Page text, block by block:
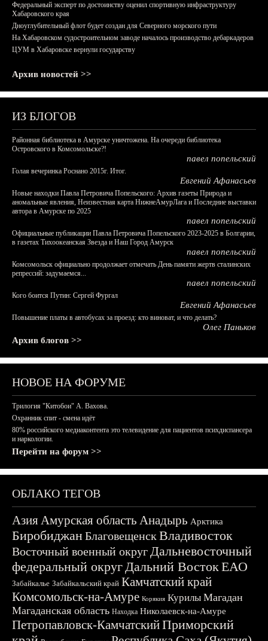
Федеральный эксперт по достоинству оценил спортивную инфраструктуру
Хабаровского края
Дноуглубительный флот будет создан для Северного морского пути
На Хабаровском судостроительном заводе началось производство дебаркадеров
ЦУМ в Хабаровске вернули государству
Архив новостей >>
ИЗ БЛОГОВ
Районная библиотека в Амурске уничтожена. На очереди библиотека
Островского в Комсомольске?!
павел попельский
Голая вечеринка Роснано 2015г. Итог.
Евгений Афанасьев
Новые находки Павла Петровича Попельского: Архив газеты Природа и
аномальные явления, Неизвестная карта НижнеАмурЛага и Последние выставки
автора в Амурске по 2025
павел попельский
Официальные публикации Павла Петровича Попельского 2023-2025 в Болгарии,
в газетах Тихоокеанская Звезда и Наш Город Амурск
павел попельский
Комсомольск официально продолжает отмечать День памяти жертв сталинских
репрессий: задумаемся...
павел попельский
Кого боится Путин: Сергей Фургал
Евгений Афанасьев
Повышение платы в автобусах за проезд: кто виноват, и что делать?
Олег Паньков
Архив блогов >>
НОВОЕ НА ФОРУМЕ
Трилогия "Китобои" А. Вахова.
Охранник спит - смена идёт
80% российского медиаконтента это телевидение для пациентов психдиспансера
и наркологии.
Перейти на форум >>
ОБЛАКО ТЕГОВ
АзияАмурская область Анадырь Арктика
БиробиджанБлаговещенскВладивосток
Восточный военный округДальневосточный
федеральный округДальний ВостокЕАО
Забайкалье Забайкальский край Камчатский край
Комсомольск-на-Амуре Корякия Курилы Магадан
Магаданская область Находка Николаевск-на-Амуре
Петропавловск-КамчатскийПриморский